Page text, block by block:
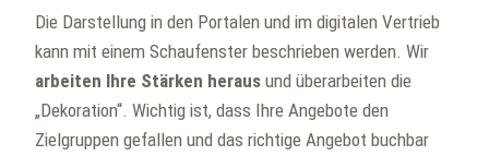
Die Darstellung in den Portalen und im digitalen Vertrieb
kann mit einem Schaufenster beschrieben werden. Wir
arbeiten Ihre Stärken heraus und überarbeiten die
„Dekoration“. Wichtig ist, dass Ihre Angebote den
Zielgruppen gefallen und das richtige Angebot buchbar